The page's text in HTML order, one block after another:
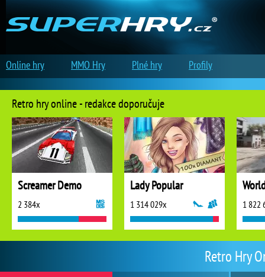
Retro Hry
Retro hry online - redakce doporučuje
Screamer Demo
2 384x
Lady Popular
1 314 029x 1 822
Online hry MMO Hry Plné hry Profily